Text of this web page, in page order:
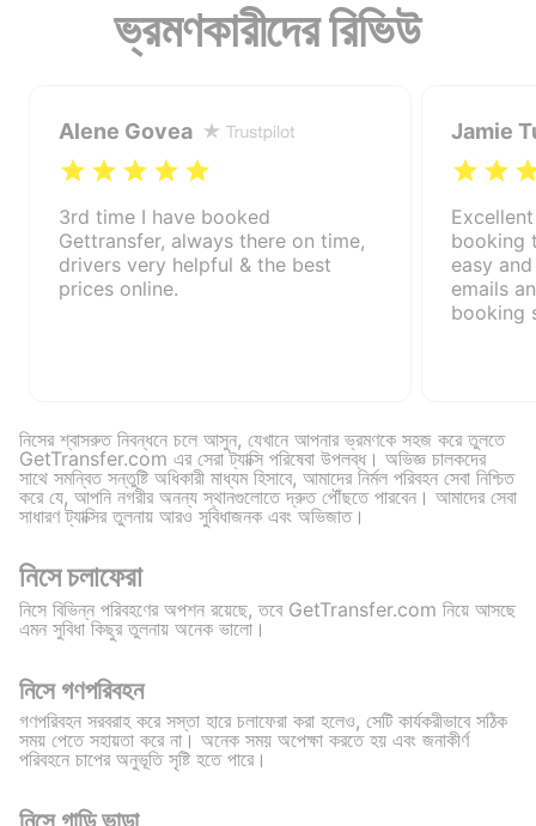
ভ্রমণকারীদের রিভিউ
Alene Govea
3rd time I have booked
Gettransfer, always there on time,
drivers very helpful & the best
prices online.
Jamie
booking
easy
emails
booking
নিসের শ্বাসরুত নিবন্ধনে চলে আসুন, যেখানে আপনার ভ্রমণকে সহজ করে তুলতে
GetTransfer.com এর সেরা ট্যাক্সি পরিষেবা উপলব্ধ। অভিজ্ঞ চালকদের
সাথে সমন্বিত সন্তুষ্টি অধিকারী মাধ্যম হিসাবে, আমাদের নির্মল পরিবহন সেবা নিশ্চিত
করে যে, আপনি নগরীর অনন্য স্থানগুলোতে দ্রুত পৌঁছতে পারবেন। আমাদের সেবা
সাধারণ ট্যাক্সির তুলনায় আরও সুবিধাজনক এবং অভিজাত।
নিসে চলাফেরা
নিসে বিভিন্ন পরিবহণের অপশন রয়েছে, তবে GetTransfer.com নিয়ে আসছে
এমন সুবিধা কিছুর তুলনায় অনেক ভালো।
নিসে গণপরিবহন
গণপরিবহন সরবরাহ করে সস্তা হারে চলাফেরা করা হলেও, সেটি কার্যকরীভাবে সঠিক
সময় পেতে সহায়তা করে না। অনেক সময় অপেক্ষা করতে হয় এবং জনাকীর্ণ
পরিবহনে চাপের অনুভূতি সৃষ্টি হতে পারে।
নিসে গাড়ি ভাড়া